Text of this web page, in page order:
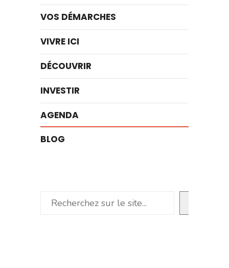
VOS DÉMARCHES
VIVRE ICI
DÉCOUVRIR
INVESTIR
AGENDA
BLOG
Rechercher